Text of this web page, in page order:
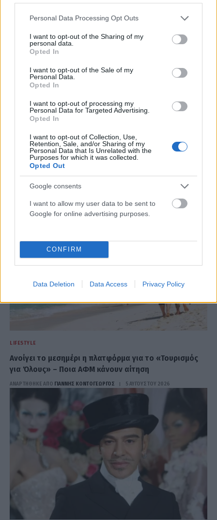
Please note that this website/app uses one or more Google
not limited to your visit or usage behaviour. You may click to
grant or deny consent to Google and its third-party tags to
use your data for below specified purposes in below Google
consent section.
Personal Data Processing Opt Outs
I want to opt-out of the Sharing of my
personal data.
Opted In
I want to opt-out of the Sale of my
Personal Data.
Opted In
I want to opt-out of processing my
Personal Data for Targeted Advertising.
Opted In
I want to opt-out of Collection, Use,
Retention, Sale, and/or Sharing of my
Personal Data that Is Unrelated with the
Purposes for which it was collected.
Opted Out
Google consents
I want to allow my user data to be sent to
Google for online advertising purposes.
CONFIRM
Data Deletion Data Access Privacy Policy
ΑΝΑΡΤΗΘΗΚΕ ΑΠΟΣΤΈΛΛΑ ΛΊΤΑΙΝΑ 6 ΑΥΓΟΎΣΤΟΥ 2026
LIFESTYLE
«Σήμερα θα το πούμε»: Πώς γεννήθηκε ο
«Λογαριασμός» της Κατερίνας Λιόλιου; (VIDEO)
LIFESTYLE
Ανοίγει το μεσημέρι η πλατφόρμα για το «Τουρισμός
για Όλους» – Ποια ΑΦΜ κάνουν αίτηση
ΑΝΑΡΤΗΘΗΚΕ ΑΠΟ ΓΙΆΝΝΗΣ ΚΟΝΤΟΓΕΏΡΓΟΣ 5 ΑΥΓΟΎΣΤΟΥ 2026